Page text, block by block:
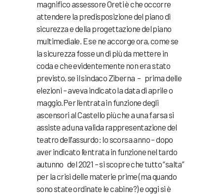
magnifico assessore Oreti è che occorre
attendere la predisposizione del piano di
sicurezza e della progettazione del piano
multimediale. E se ne accorge ora, come se
la sicurezza fosse un di più da mettere in
coda e che evidentemente non era stato
previsto, se il sindaco Ziberna – prima delle
elezioni – aveva indicato la data di aprile o
maggio.Per l’entrata in funzione degli
ascensori al Castello più che a una farsa si
assiste ad una valida rappresentazione del
teatro dell’assurdo: lo scorsa anno – dopo
aver indicato l’entrata in funzione nel tardo
autunno del 2021 – si scopre che tutto “salta”
per la crisi delle materie prime (ma quando
sono state ordinate le cabine?) e oggi si è